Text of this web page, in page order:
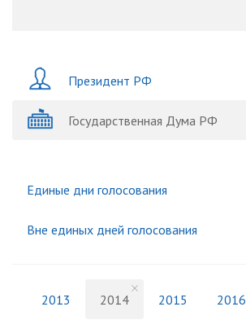
Президент РФ
Государственная Дума РФ
Единые дни голосования
Вне единых дней голосования
2013 2014 2015 2016